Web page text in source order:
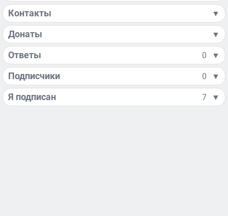
Контакты ▼
Донаты ▼
Ответы 0 ▼
Подписчики 0 ▼
Я подписан 7 ▼